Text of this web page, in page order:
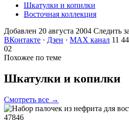
Шкатулки и копилки
Восточная коллекция
Добавлен 20 августа 2004 Следить
ВКонтакте · Дзен · MAX канал 11
02
Похожее по теме
Шкатулки и копилки
Смотреть все →
47846